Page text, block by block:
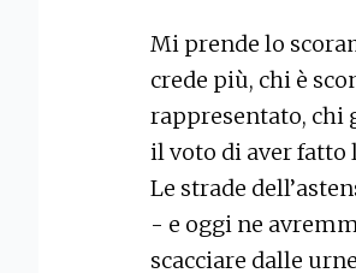
Mi prende lo
crede più, chi è
rappresentato, chi
il voto di aver fatto
Le strade
- e oggi ne
scacciare dalle